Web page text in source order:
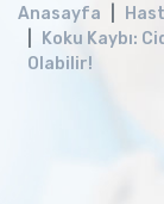
Anasayfa
Koku Kaybı:
Olabilir!